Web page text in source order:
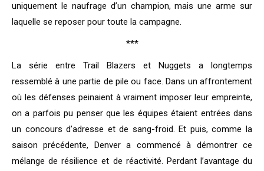
uniquement le naufrage d’un champion, mais une arme sur
laquelle se reposer pour toute la campagne.
***
La série entre Trail Blazers et Nuggets a longtemps
ressemblé à une partie de pile ou face. Dans un affrontement
où les défenses peinaient à vraiment imposer leur empreinte,
on a parfois pu penser que les équipes étaient entrées dans
un concours d’adresse et de sang-froid. Et puis, comme la
saison précédente, Denver a commencé à démontrer ce
mélange de résilience et de réactivité. Perdant l’avantage du